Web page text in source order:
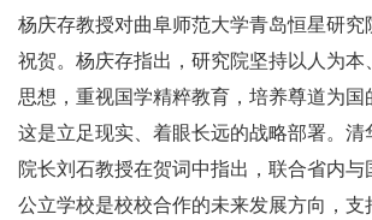
杨庆存教授对曲阜师范大学青岛恒星研究
祝贺。杨庆存指出，研究院坚持以人为本
思想，重视国学精粹教育，培养尊道为国
这是立足现实、着眼长远的战略部署。清
院长刘石教授在贺词中指出，联合省内
公立学校是校校合作的未来发展方向，支